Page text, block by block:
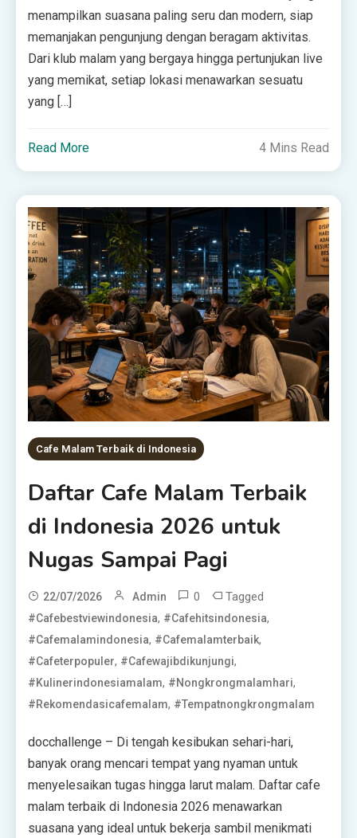
menampilkan suasana paling seru dan modern, siap
memanjakan pengunjung dengan beragam aktivitas.
Dari klub malam yang bergaya hingga pertunjukan live
yang memikat, setiap lokasi menawarkan sesuatu
yang […]
Read More 4 Mins Read
Cafe Malam Terbaik di Indonesia
Daftar Cafe Malam Terbaik
di Indonesia 2026 untuk
Nugas Sampai Pagi
22/07/2026 Admin 0 Tagged
#cafebestviewindonesia, #cafehitsindonesia,
#cafemalamindonesia, #cafemalamterbaik,
#cafeterpopuler, #cafewajibdikunjungi,
#kulinerindonesiamalam, #nongkrongmalamhari,
#rekomendasicafemalam, #tempatnongkrongmalam
docchallenge – Di tengah kesibukan sehari-hari,
banyak orang mencari tempat yang nyaman untuk
menyelesaikan tugas hingga larut malam. Daftar cafe
malam terbaik di Indonesia 2026 menawarkan
suasana yang ideal untuk bekerja sambil menikmati